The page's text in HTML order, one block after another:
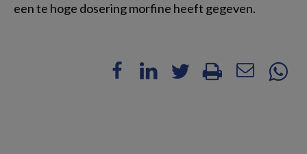
een te hoge dosering morfine heeft gegeven.